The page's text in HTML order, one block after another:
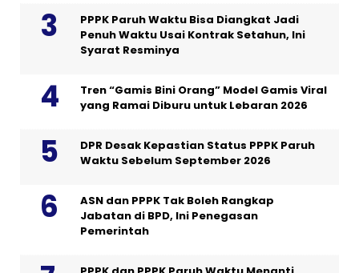
PPPK Paruh Waktu Bisa Diangkat Jadi
Penuh Waktu Usai Kontrak Setahun, Ini
Syarat Resminya
Tren “Gamis Bini Orang” Model Gamis Viral
yang Ramai Diburu untuk Lebaran 2026
DPR Desak Kepastian Status PPPK Paruh
Waktu Sebelum September 2026
ASN dan PPPK Tak Boleh Rangkap
Jabatan di BPD, Ini Penegasan
Pemerintah